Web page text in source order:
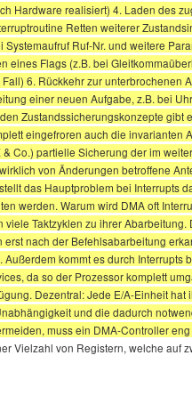
Hardware realisiert) 4. Laden des
Retten weiterer
Ruf-Nr. und weitere
eines Flags (z.B. bei
6. Rückkehr zur
einer neuen Aufgabe, z.B. bei
Zustandssicherungskonzepte
eingefroren auch die
Co.) partielle Sicherung der im
von Änderungen betroffene
das Hauptproblem bei Interrupts
werden. Warum wird DMA oft
Taktzyklen zu ihrer
nach der Befehlsabarbeitung
kommt es durch
da so der Prozessor komplett
Dezentral: Jede E/A-Einheit
und die dadurch
muss ein DMA-Controller
Vielzahl von Registern, welche